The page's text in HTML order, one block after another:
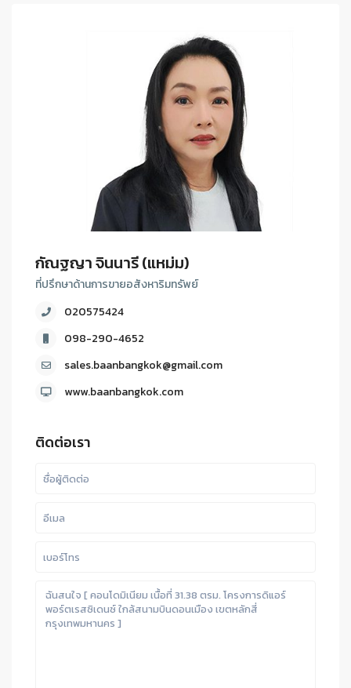
กัณฐญา จินนารี (แหม่ม)
ที่ปรึกษาด้านการขายอสังหาริมทรัพย์
020575424
098-290-4652
sales.baanbangkok@gmail.com
www.baanbangkok.com
ติดต่อเรา